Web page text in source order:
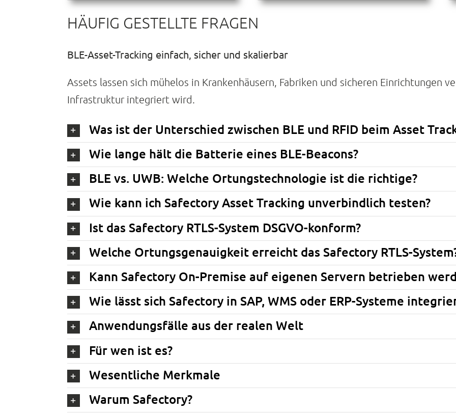
HÄUFIG GESTELLTE FRAGEN
BLE-Asset-Tracking einfach, sicher und skalierbar
Assets lassen sich mühelos in Krankenhäusern, Fabriken und sicheren Einrichtungen
Infrastruktur integriert wird.
Was ist der Unterschied zwischen BLE und RFID beim Asset
Wie lange hält die Batterie eines BLE-Beacons?
BLE vs. UWB: Welche Ortungstechnologie ist die richtige?
Wie kann ich Safectory Asset Tracking unverbindlich testen?
Ist das Safectory RTLS-System DSGVO-konform?
Welche Ortungsgenauigkeit erreicht das Safectory RTLS-
Kann Safectory On-Premise auf eigenen Servern betrieben
Wie lässt sich Safectory in SAP, WMS oder ERP-Systeme
Anwendungsfälle aus der realen Welt
Für wen ist es?
Wesentliche Merkmale
Warum Safectory?